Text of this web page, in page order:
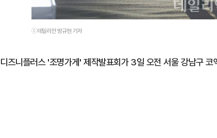
ⓒ데일리안 방규현 기자
디즈니플러스 '조명가게' 제작발표회가 3일 오전 서울 강남구